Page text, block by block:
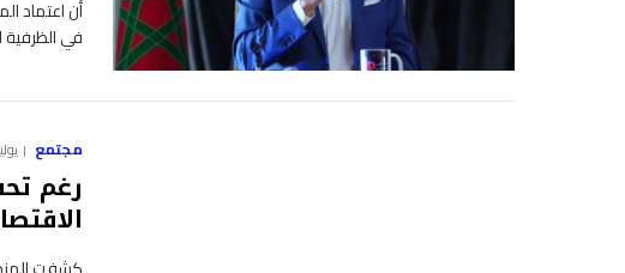
أن اعتماد
في الظرفية
مجتمع يوليو
رغم